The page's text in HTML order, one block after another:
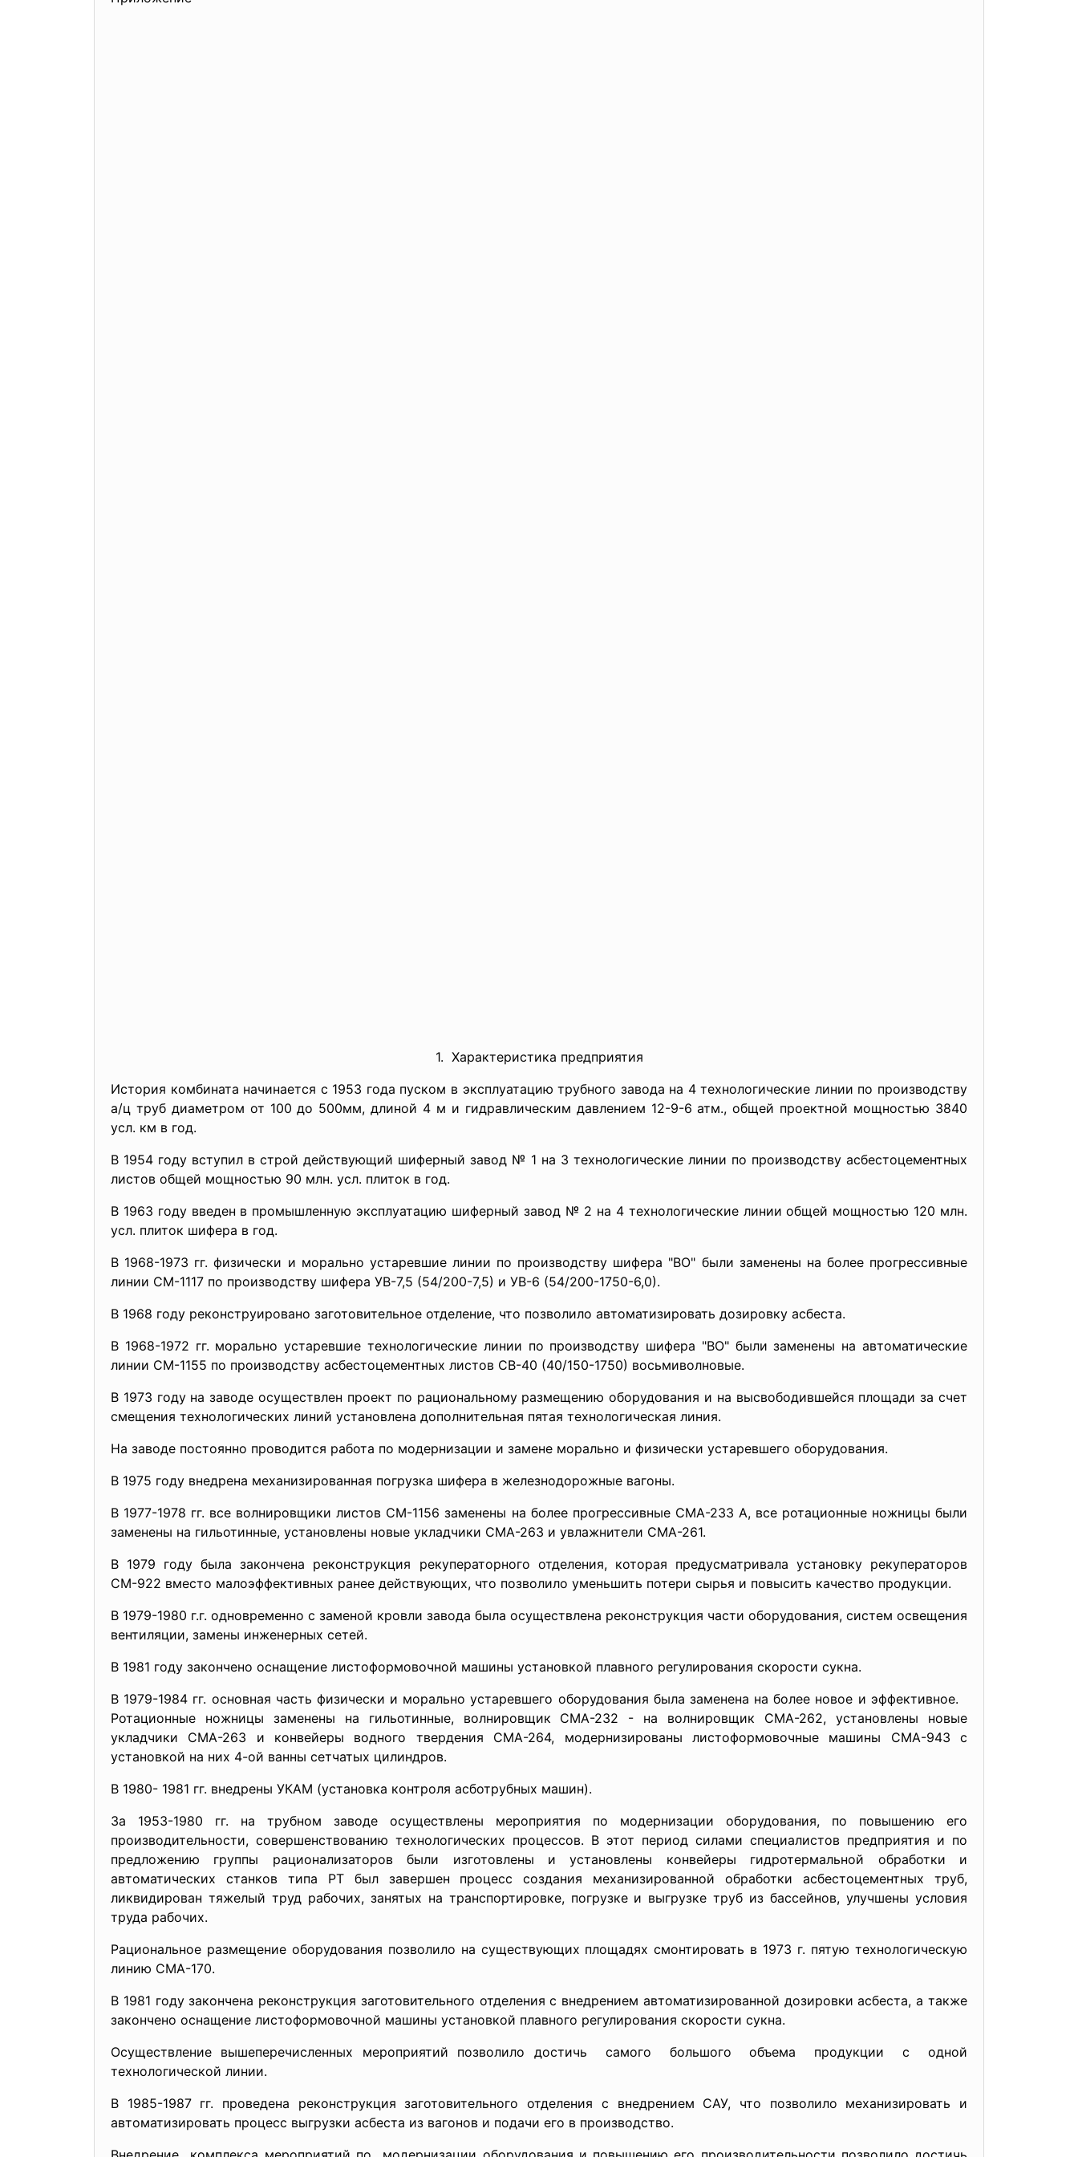
1. Характеристика предприятия
История комбината начинается с 1953 года пуском в эксплуатацию трубного завода на 4 технологические линии по производству
а/ц труб диаметром от 100 до 500мм, длиной 4 м и гидравлическим давлением 12-9-6 атм., общей проектной мощностью 3840
усл. км в год.
В 1954 году вступил в строй действующий шиферный завод № 1 на 3 технологические линии по производству асбестоцементных
листов общей мощностью 90 млн. усл. плиток в год.
В 1963 году введен в промышленную эксплуатацию шиферный завод № 2 на 4 технологические линии общей мощностью 120 млн.
усл. плиток шифера в год.
В 1968-1973 гг. физически и морально устаревшие линии по производству шифера "ВО" были заменены на более прогрессивные
линии СМ-1117 по производству шифера УВ-7,5 (54/200-7,5) и УВ-6 (54/200-1750-6,0).
В 1968 году реконструировано заготовительное отделение, что позволило автоматизировать дозировку асбеста.
В 1968-1972 гг. морально устаревшие технологические линии по производству шифера "ВО" были заменены на автоматические
линии СМ-1155 по производству асбестоцементных листов СВ-40 (40/150-1750) восьмиволновые.
В 1973 году на заводе осуществлен проект по рациональному размещению оборудования и на высвободившейся площади за счет
смещения технологических линий установлена дополнительная пятая технологическая линия.
На заводе постоянно проводится работа по модернизации и замене морально и физически устаревшего оборудования.
В 1975 году внедрена механизированная погрузка шифера в железнодорожные вагоны.
В 1977-1978 гг. все волнировщики листов СМ-1156 заменены на более прогрессивные СМА-233 А, все ротационные ножницы были
заменены на гильотинные, установлены новые укладчики СМА-263 и увлажнители СМА-261.
В 1979 году была закончена реконструкция рекуператорного отделения, которая предусматривала установку рекуператоров
СМ-922 вместо малоэффективных ранее действующих, что позволило уменьшить потери сырья и повысить качество продукции.
В 1979-1980 г.г. одновременно с заменой кровли завода была осуществлена реконструкция части оборудования, систем освещения
вентиляции, замены инженерных сетей.
В 1981 году закончено оснащение листоформовочной машины установкой плавного регулирования скорости сукна.
В 1979-1984 гг. основная часть физически и морально устаревшего оборудования была заменена на более новое и эффективное.
Ротационные ножницы заменены на гильотинные, волнировщик СМА-232 - на волнировщик СМА-262, установлены новые
укладчики СМА-263 и конвейеры водного твердения СМА-264, модернизированы листоформовочные машины СМА-943 с
установкой на них 4-ой ванны сетчатых цилиндров.
В 1980- 1981 гг. внедрены УКАМ (установка контроля асботрубных машин).
За 1953-1980 гг. на трубном заводе осуществлены мероприятия по модернизации оборудования, по повышению его
производительности, совершенствованию технологических процессов. В этот период силами специалистов предприятия и по
предложению группы рационализаторов были изготовлены и установлены конвейеры гидротермальной обработки и
автоматических станков типа РТ был завершен процесс создания механизированной обработки асбестоцементных труб,
ликвидирован тяжелый труд рабочих, занятых на транспортировке, погрузке и выгрузке труб из бассейнов, улучшены условия
труда рабочих.
Рациональное размещение оборудования позволило на существующих площадях смонтировать в 1973 г. пятую технологическую
линию СМА-170.
В 1981 году закончена реконструкция заготовительного отделения с внедрением автоматизированной дозировки асбеста, а также
закончено оснащение листоформовочной машины установкой плавного регулирования скорости сукна.
Осуществление вышеперечисленных мероприятий позволило достичь самого большого объема продукции с одной
технологической линии.
В 1985-1987 гг. проведена реконструкция заготовительного отделения с внедрением САУ, что позволило механизировать и
автоматизировать процесс выгрузки асбеста из вагонов и подачи его в производство.